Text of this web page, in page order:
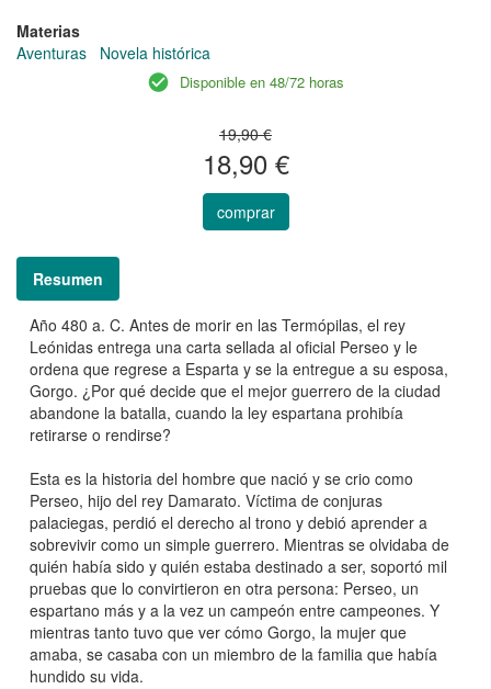
Materias
Aventuras
Novela histórica
Disponible en 48/72 horas
19,90 €
18,90 €
comprar
Resumen
Año 480 a. C. Antes de morir en las Termópilas, el rey
Leónidas entrega una carta sellada al oficial Perseo y le
ordena que regrese a Esparta y se la entregue a su esposa,
Gorgo. ¿Por qué decide que el mejor guerrero de la ciudad
abandone la batalla, cuando la ley espartana prohibía
retirarse o rendirse?
Esta es la historia del hombre que nació y se crio como
Perseo, hijo del rey Damarato. Víctima de conjuras
palaciegas, perdió el derecho al trono y debió aprender a
sobrevivir como un simple guerrero. Mientras se olvidaba de
quién había sido y quién estaba destinado a ser, soportó mil
pruebas que lo convirtieron en otra persona: Perseo, un
espartano más y a la vez un campeón entre campeones. Y
mientras tanto tuvo que ver cómo Gorgo, la mujer que
amaba, se casaba con un miembro de la familia que había
hundido su vida.